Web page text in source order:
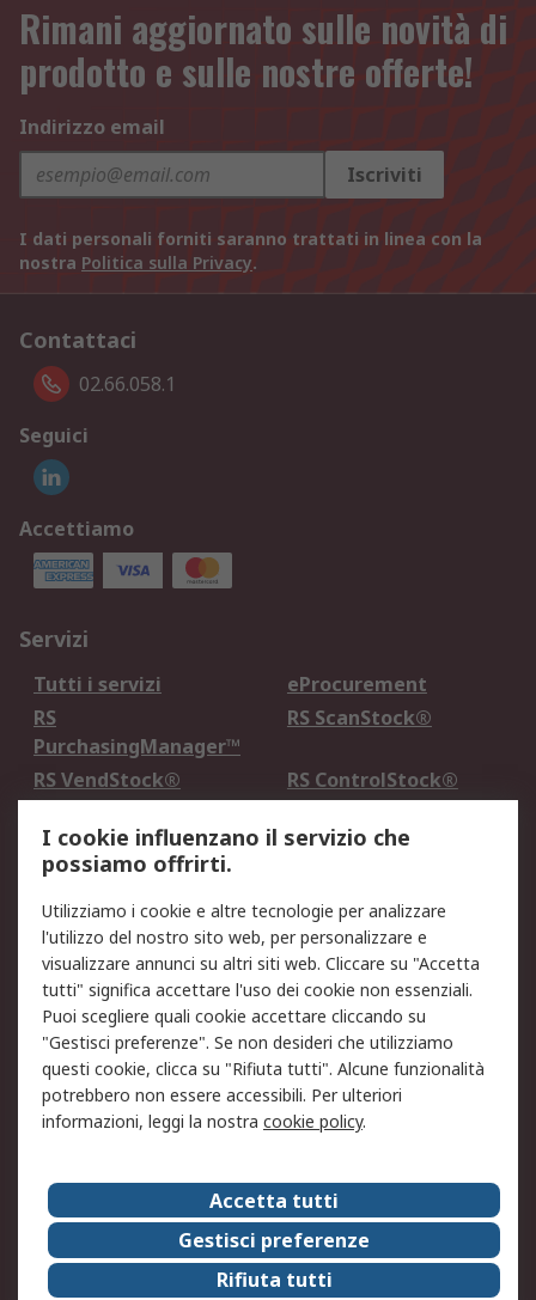
Rimani aggiornato sulle novità di
prodotto e sulle nostre offerte!
Indirizzo email
Iscriviti
I dati personali forniti saranno trattati in linea con la
nostra Politica sulla Privacy.
Contattaci
02.66.058.1
Seguici
Accettiamo
Servizi
Tutti i servizi
eProcurement
RS
PurchasingManager™
RS ScanStock®
RS VendStock®
RS ControlStock®
Legale
Informativa Cookie
Informativa Privacy -
Aggiornata
Email Security
Termini d'uso
Condizioni di vendita
Condizioni generali di
servizio
Etica e responsabilità
Chi Siamo
Chi Siamo
Contattaci
Supporto
ESG
Carriere
RS Group
Press Centre
Discovery: il Blog di RS
I cookie influenzano il servizio che
possiamo offrirti.
Utilizziamo i cookie e altre tecnologie per analizzare
l'utilizzo del nostro sito web, per personalizzare e
visualizzare annunci su altri siti web. Cliccare su "Accetta
tutti" significa accettare l'uso dei cookie non essenziali.
Puoi scegliere quali cookie accettare cliccando su
"Gestisci preferenze". Se non desideri che utilizziamo
questi cookie, clicca su "Rifiuta tutti". Alcune funzionalità
potrebbero non essere accessibili. Per ulteriori
informazioni, leggi la nostra cookie policy.
Accetta tutti
Gestisci preferenze
Rifiuta tutti